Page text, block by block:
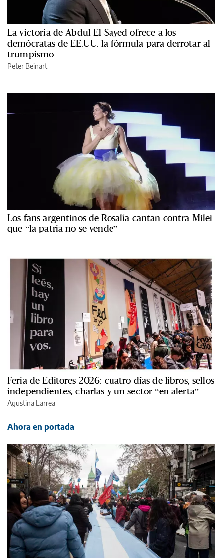
La victoria de Abdul El-Sayed ofrece a los
demócratas de EE.UU. la fórmula para derrotar al
trumpismo
Peter Beinart
Los fans argentinos de Rosalía cantan contra Milei
que “la patria no se vende”
Feria de Editores 2026: cuatro días de libros, sellos
independientes, charlas y un sector “en alerta”
Agustina Larrea
Ahora en portada